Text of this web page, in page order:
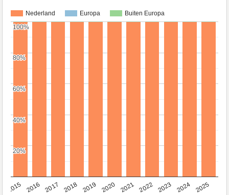
Nederland Europa Buiten Europa
2015 2016 2017 2018 2019 2020 2021 2022 2023 2024 2025
20%
20%
40%
40%
60%
60%
80%
80%
100%
100%